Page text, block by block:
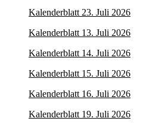
Kalenderblatt 23. Juli 2026
Kalenderblatt 13. Juli 2026
Kalenderblatt 14. Juli 2026
Kalenderblatt 15. Juli 2026
Kalenderblatt 16. Juli 2026
Kalenderblatt 19. Juli 2026